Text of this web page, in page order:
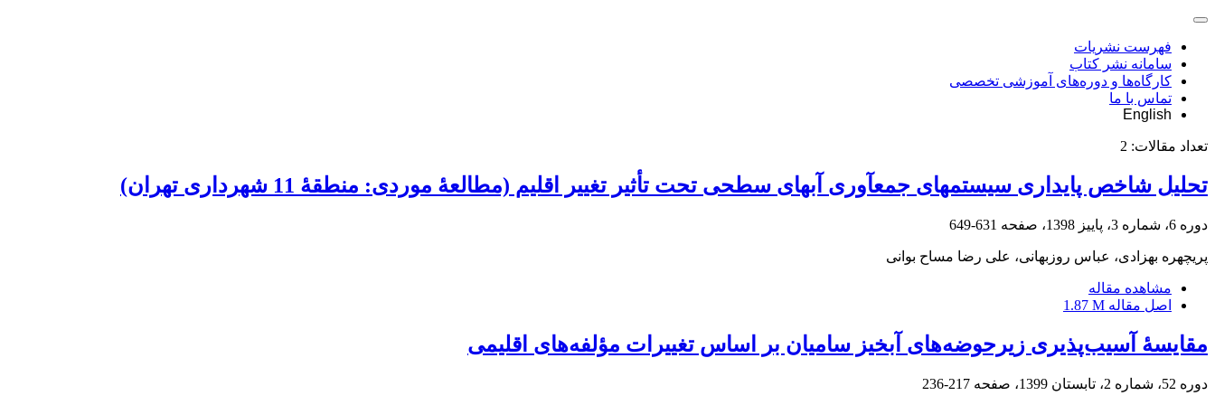
فهرست نشریات
سامانه نشر کتاب
کارگاه‌ها و دوره‌های آموزشی تخصصی
تماس با ما
English
تعداد مقالات: 2
تحلیل شاخص پایداری سیستم‏های جمع‏آوری آب‏های سطحی تحت تأثیر تغییر اقلیم (مطالعۀ موردی: منطقۀ 11 شهرداری تهران)
دوره 6، شماره 3، پاییز 1398، صفحه 631-649
پریچهره بهزادی، عباس روزبهانی، علی رضا مساح بوانی
مشاهده مقاله
اصل مقاله 1.87 M
مقایسۀ آسیب‌پذیری زیرحوضه‌های آبخیز سامیان بر اساس تغییرات مؤلفه‌های اقلیمی
دوره 52، شماره 2، تابستان 1399، صفحه 217-236